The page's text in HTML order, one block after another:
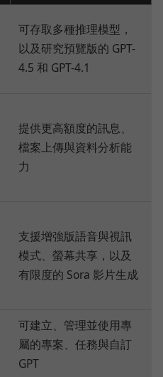
可存取多種推理模型，
以及研究預覽版的 GPT-
4.5 和 GPT-4.1
提供更高額度的訊息、
檔案上傳與資料分析能
力
支援增強版語音與視訊
模式、螢幕共享，以及
有限度的 Sora 影片生成
可建立、管理並使用專
屬的專案、任務與自訂
GPT